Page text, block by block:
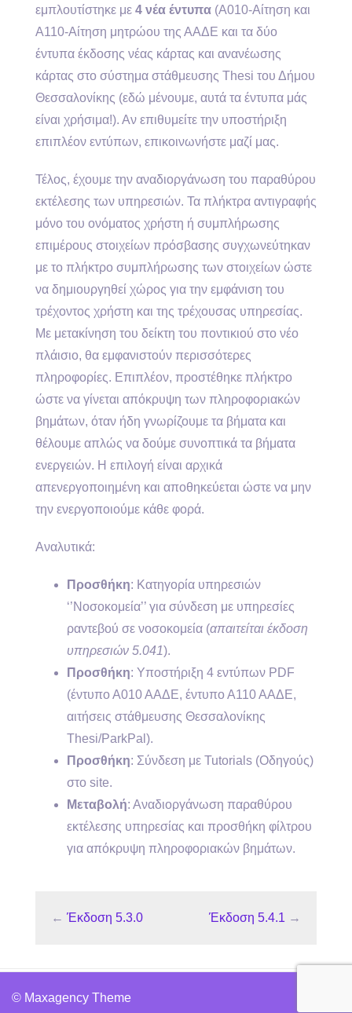
εμπλουτίστηκε με 4 νέα έντυπα (Α010-Αίτηση και
Α110-Αίτηση μητρώου της ΑΑΔΕ και τα δύο
έντυπα έκδοσης νέας κάρτας και ανανέωσης
κάρτας στο σύστημα στάθμευσης Thesi του Δήμου
Θεσσαλονίκης (εδώ μένουμε, αυτά τα έντυπα μάς
είναι χρήσιμα!). Αν επιθυμείτε την υποστήριξη
επιπλέον εντύπων, επικοινωνήστε μαζί μας.
Τέλος, έχουμε την αναδιοργάνωση του παραθύρου
εκτέλεσης των υπηρεσιών. Τα πλήκτρα αντιγραφής
μόνο του ονόματος χρήστη ή συμπλήρωσης
επιμέρους στοιχείων πρόσβασης συγχωνεύτηκαν
με το πλήκτρο συμπλήρωσης των στοιχείων ώστε
να δημιουργηθεί χώρος για την εμφάνιση του
τρέχοντος χρήστη και της τρέχουσας υπηρεσίας.
Με μετακίνηση του δείκτη του ποντικιού στο νέο
πλάισιο, θα εμφανιστούν περισσότερες
πληροφορίες. Επιπλέον, προστέθηκε πλήκτρο
ώστε να γίνεται απόκρυψη των πληροφοριακών
βημάτων, όταν ήδη γνωρίζουμε τα βήματα και
θέλουμε απλώς να δούμε συνοπτικά τα βήματα
ενεργειών. Η επιλογή είναι αρχικά
απενεργοποιημένη και αποθηκεύεται ώστε να μην
την ενεργοποιούμε κάθε φορά.
Αναλυτικά:
Προσθήκη: Κατηγορία υπηρεσιών
‘’Νοσοκομεία’’ για σύνδεση με υπηρεσίες
ραντεβού σε νοσοκομεία (απαιτείται έκδοση
υπηρεσιών 5.041).
Προσθήκη: Υποστήριξη 4 εντύπων PDF
(έντυπο Α010 ΑΑΔΕ, έντυπο Α110 ΑΑΔΕ,
αιτήσεις στάθμευσης Θεσσαλονίκης
Thesi/ParkPal).
Προσθήκη: Σύνδεση με Tutorials (Οδηγούς)
στο site.
Μεταβολή: Αναδιοργάνωση παραθύρου
εκτέλεσης υπηρεσίας και προσθήκη φίλτρου
για απόκρυψη πληροφοριακών βημάτων.
← Έκδοση 5.3.0 Έκδοση 5.4.1 →
© Maxagency Theme